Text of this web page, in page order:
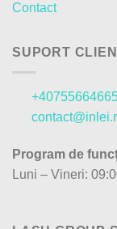
Contact
SUPORT
Program de
Luni – Vineri: